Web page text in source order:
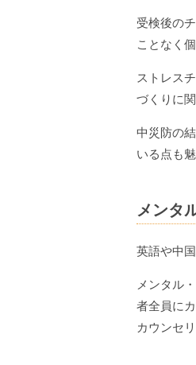
受検後の
ことなく
ストレス
づくりに
中災防の
いる点も魅
メンタ
英語や中
メンタル
者全員に
カウンセ